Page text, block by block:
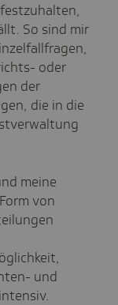
So sind mir
oder
der
die in die
meine
von
und